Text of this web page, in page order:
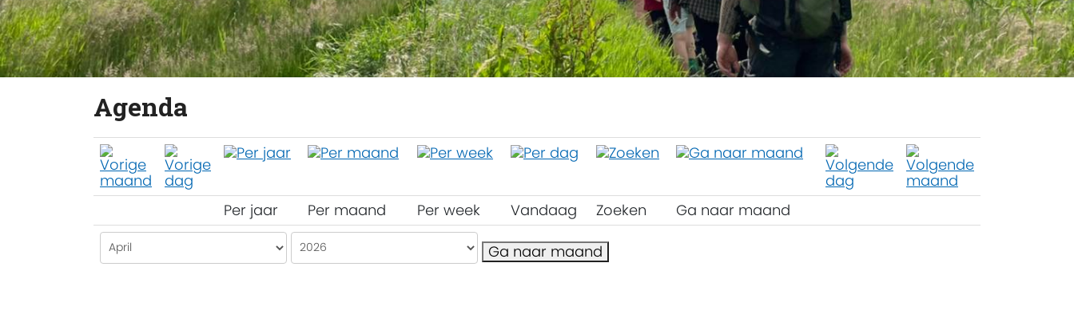
Agenda
Per jaar Per maand Per week Vandaag Zoeken Ga naar maand
Ga naar maand